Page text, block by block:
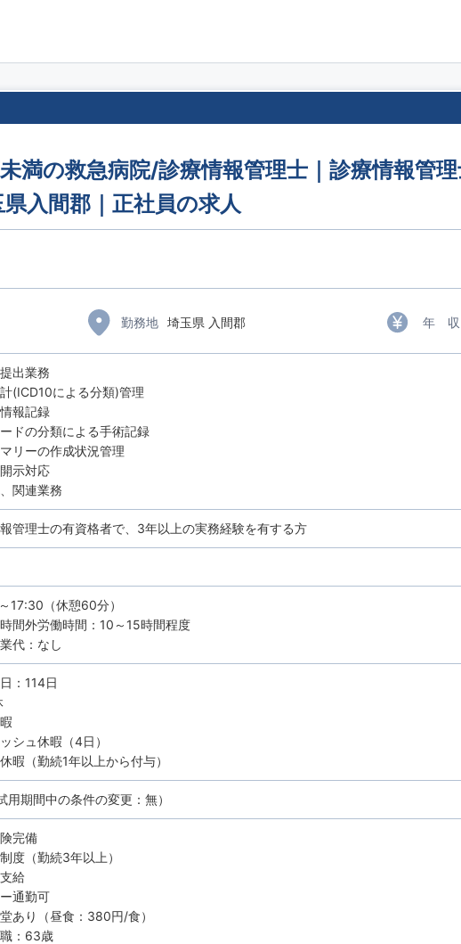
満の救急病院/診療情報管理士｜診療情報管
入間郡｜正社員の求人
勤務地 埼玉県 入間郡 年 収
出業務
計(ICD10による分類)管理
報記録
ードの分類による手術記録
マリーの作成状況管理
示対応
関連業務
報管理士の有資格者で、3年以上の実務経験を有する方
17:30（休憩60分）
時間外労働時間：10～15時間程度
代：なし
：114日
シュ休暇（4日）
暇（勤続1年以上から付与）
用期間中の条件の変更：無）
完備
度（勤続3年以上）
給
通勤可
あり（昼食：380円/食）
職：63歳